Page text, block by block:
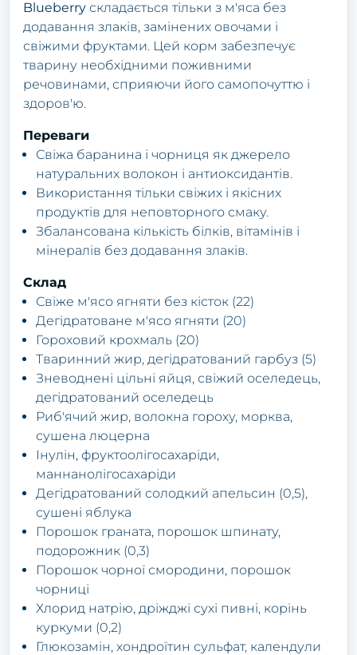
Blueberry складається тільки з м'яса без
додавання злаків, замінених овочами і
свіжими фруктами. Цей корм забезпечує
тварину необхідними поживними
речовинами, сприяючи його самопочуттю і
здоров'ю.
Переваги
Свіжа баранина і чорниця як джерело
натуральних волокон і антиоксидантів.
Використання тільки свіжих і якісних
продуктів для неповторного смаку.
Збалансована кількість білків, вітамінів і
мінералів без додавання злаків.
Склад
Свіже м'ясо ягняти без кісток (22)
Дегідратоване м'ясо ягняти (20)
Гороховий крохмаль (20)
Тваринний жир, дегідратований гарбуз (5)
Зневоднені цільні яйця, свіжий оселедець,
дегідратований оселедець
Риб'ячий жир, волокна гороху, морква,
сушена люцерна
Інулін, фруктоолігосахаріди,
маннанолігосахаріди
Дегідратований солодкий апельсин (0,5),
сушені яблука
Порошок граната, порошок шпинату,
подорожник (0,3)
Порошок чорної смородини, порошок
чорниці
Хлорид натрію, дріжджі сухі пивні, корінь
куркуми (0,2)
Глюкозамін, хондроїтин сульфат, календули